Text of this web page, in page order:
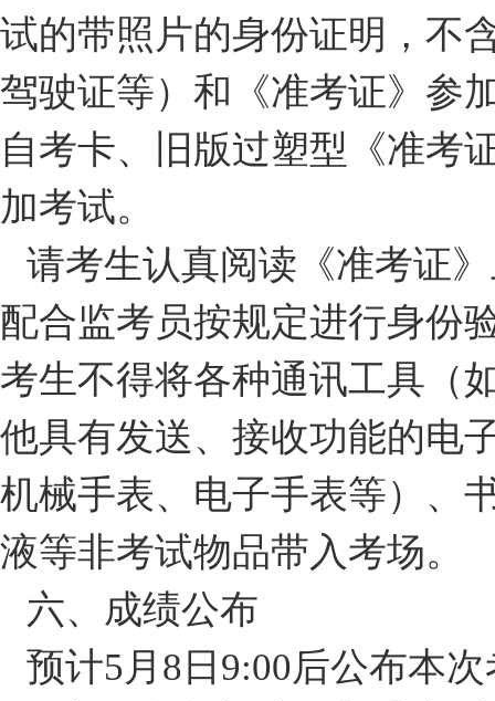
试的带照片的身份证明，不
驾驶证等）和《准考证》参
自考卡、旧版过塑型《准考
加考试。
请考生认真阅读《准考证
配合监考员按规定进行身份
考生不得将各种通讯工具（
他具有发送、接收功能的电
机械手表、电子手表等）、
液等非考试物品带入考场。
六、成绩公布
预计5月8日9:00后公布本